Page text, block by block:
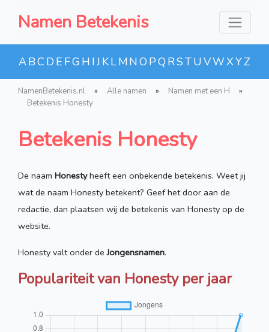
Namen Betekenis
ABC D E FG H IJ KLMNO PQ RSTUVWXYZ
NamenBetekenis.nl » Alle namen » Namen met een H
»
Betekenis Honesty
Betekenis Honesty
De naam Honestyheeft een onbekende betekenis. Weet jij
wat de naam Honesty betekent? Geef het door aan de
redactie, dan plaatsen wij de betekenis van Honesty op de
website.
Honesty valt onder deJongensnamen.
Populariteit van Honesty per jaar